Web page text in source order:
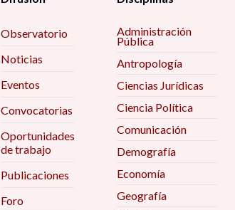
Observatorio
Noticias
Eventos
Convocatorias
Oportunidades
de trabajo
Publicaciones
Foro
Administración
Pública
Antropología
Ciencias Jurídicas
Ciencia Política
Comunicación
Demografía
Economía
Geografía